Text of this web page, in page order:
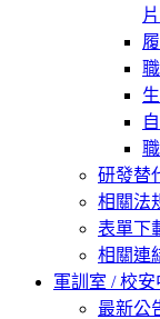
片
研發替
相關法
表單下
相關連
軍訓室 / 校安
最新公